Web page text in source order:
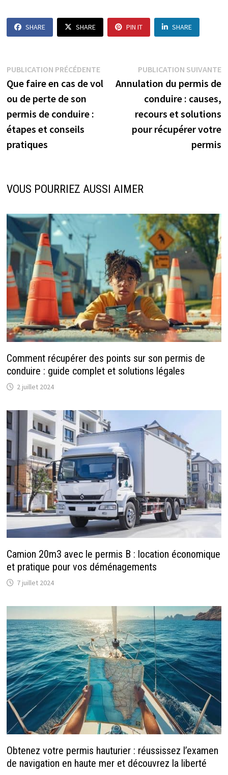
SHARE SHARE PIN IT SHARE
Navigation
de
l’article
PUBLICATION PRÉCÉDENTEPublication
précédente :
Que faire en cas de vol
ou de perte de son
permis de conduire :
étapes et conseils
pratiques
PUBLICATION SUIVANTE
Annulation du permis de
conduire : causes,
recours et solutions
pour récupérer votre
permis
VOUS POURRIEZ AUSSI AIMER
Comment récupérer des points sur son permis de
conduire : guide complet et solutions légales
2 juillet 2024
Camion 20m3 avec le permis B : location économique
et pratique pour vos déménagements
7 juillet 2024
Obtenez votre permis hauturier : réussissez l’examen
de navigation en haute mer et découvrez la liberté